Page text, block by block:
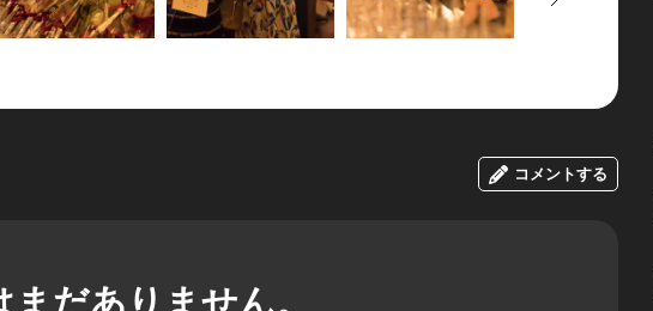
コメントする
だありません。